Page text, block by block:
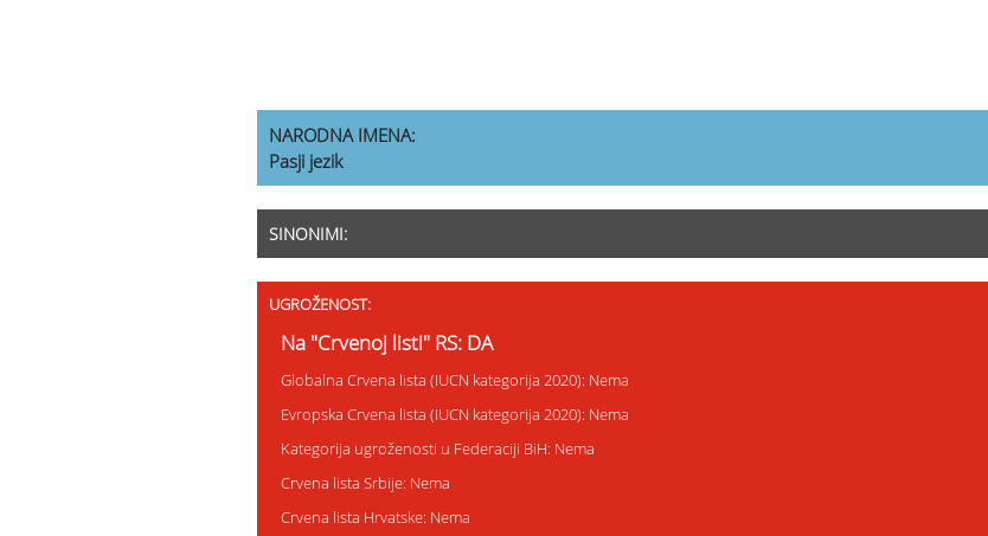
NARODNA IMENA:
Pasji jezik
SINONIMI:
UGROŽENOST:
Na "Crvenoj listi" RS: DA
Globalna Crvena lista (IUCN kategorija 2020): Nema
Evropska Crvena lista (IUCN kategorija 2020): Nema
Kategorija ugroženosti u Federaciji BiH: Nema
Crvena lista Srbije: Nema
Crvena lista Hrvatske: Nema